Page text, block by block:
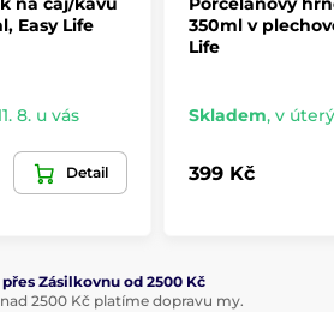
Konvice a hrnky na čaj
Easy Life
8. u vás
Detail
350ml v
Life
Skladem, v úterý
399 Kč
Zásilkovnu od 2500 Kč
2500 Kč platíme dopravu my.